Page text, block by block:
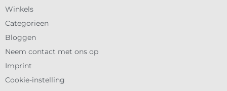
Winkels
Categorieen
Bloggen
Neem contact met ons op
Imprint
Cookie-instelling